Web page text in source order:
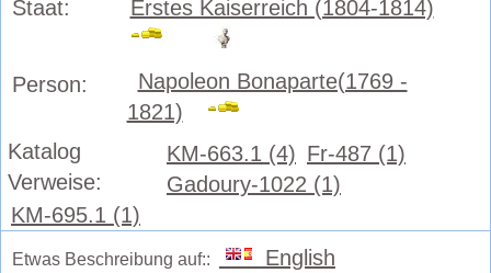
Staat:
Erstes Kaiserreich (1804-1814)
Person:
Napoleon Bonaparte(1769 -
1821)
Katalog
Verweise:
KM-663.1 (4) Fr-487 (1)
Gadoury-1022 (1)
KM-695.1 (1)
Etwas Beschreibung auf:: English